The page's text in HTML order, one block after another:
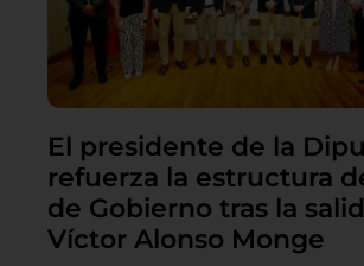
El presidente de la
refuerza la estructura
de Gobierno tras la
Víctor Alonso Monge